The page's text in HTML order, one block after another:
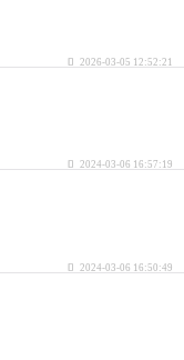
2026-03-05 12:52:21
2024-03-06 16:57:19
2024-03-06 16:50:49